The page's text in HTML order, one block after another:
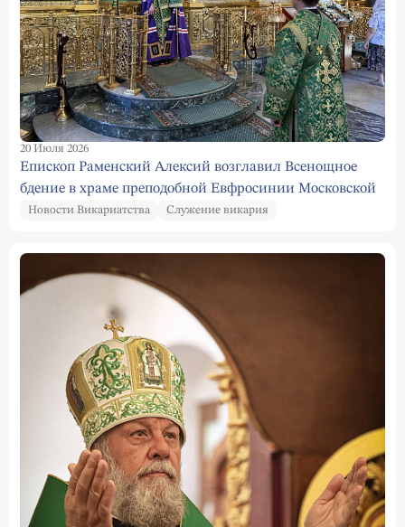
20 Июля 2026
Епископ Раменский Алексий возглавил Всенощное
бдение в храме преподобной Евфросинии Московской
Новости Викариатства Служение викария